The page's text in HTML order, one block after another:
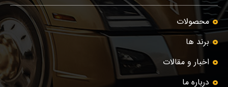
محصولات
برند ها
اخبار و مقالات
درباره ما